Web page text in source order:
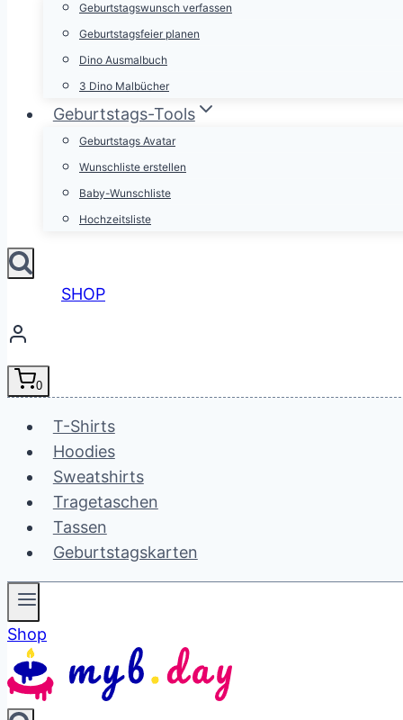
Geburtstagswunsch verfassen
Geburtstagsfeier planen
Dino Ausmalbuch
3 Dino Malbücher
Geburtstags-Tools
Geburtstags Avatar
Wunschliste erstellen
Baby-Wunschliste
Hochzeitsliste
SHOP
0
T-Shirts
Hoodies
Sweatshirts
Tragetaschen
Tassen
Geburtstagskarten
Shop